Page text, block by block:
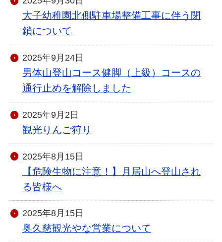
大子幼稚園北側駐車場整備工事に伴う閉
鎖について
2025年9月24日
男体山登山コース健脚（上級）コースの
通行止めを解除しました
2025年9月2日
観光りんご狩り
2025年8月15日
【危険生物に注意！】月居山へ登山され
る皆様へ
2025年8月15日
奥久慈観光やな営業について